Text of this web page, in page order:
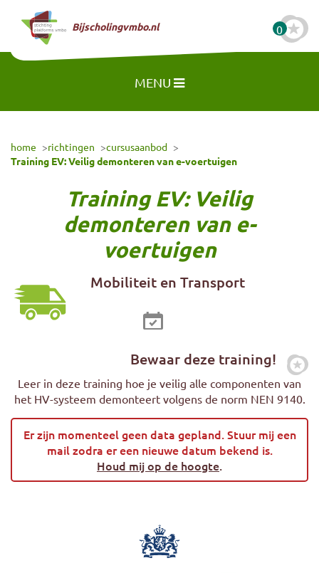
Naar hoofdinhoud
Bijscholingvmbo.nl 0
MENU
home richtingen
cursusaanbod
Training EV: Veilig demonteren van e-voertuigen
Training EV: Veilig
demonteren van e-
voertuigen
Mobiliteit en Transport
Bewaar deze training!
Leer in deze training hoe je veilig alle componenten van
het HV-systeem demonteert volgens de norm NEN 9140.
Er zijn momenteel geen data gepland. Stuur mij een
mail zodra er een nieuwe datum bekend is.
Houd mij op de hoogte.